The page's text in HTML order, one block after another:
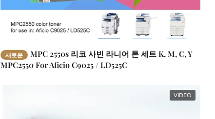
새로운
MPC 2550s 리코 사빈 라니어 톤 세트 K, M, C, Y
MPC2550 For Aficio C9025 / LD525C
VIDEO